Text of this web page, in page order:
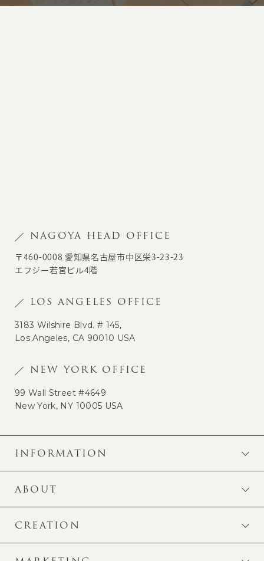
NAGOYA HEAD OFFICE
〒460-0008 愛知県名古屋市中区栄3-23-23
エフジー若宮ビル4階
LOS ANGELES OFFICE
3183 Wilshire Blvd. # 145,
Los Angeles, CA 90010 USA
NEW YORK OFFICE
99 Wall Street #4649
New York, NY 10005 USA
INFORMATION
ABOUT
CREATION